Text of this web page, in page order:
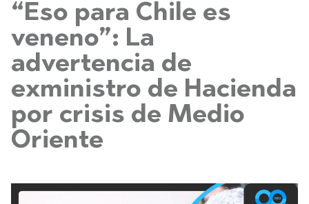
“Eso para Chile es
veneno”: La
advertencia de
exministro de Hacienda
por crisis de Medio
Oriente